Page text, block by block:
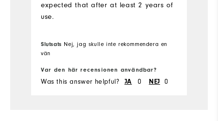
expected that after at least 2 years of
use.
Slutsats Nej, jag skulle inte rekommendera en
vän
Var den här recensionen användbar?
Was this answer helpful? JA 0 NEJ 0